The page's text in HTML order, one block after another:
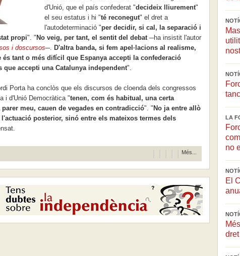
d'Unió, que el país confederat "decideix lliurement"
el seu estatus i hi "té reconegut" el dret a
l'autodeterminació "per decidir, si cal, la separació i
propi". " No veig, per tant, el sentit del debat ─ha insistit l'autor
i doscursos─. D'altra banda, si fem apel·lacions al realisme,
és tant o més difícil que Espanya accepti la confederació
que accepti una Catalunya independent".
Porta ha conclòs que els discursos de cloenda dels congressos
i d'Unió Democràtica "tenen, com és habitual, una certa
meu, cauen de vegades en contradicció". " No ja entre allò
posterior, sinó entre els mateixos termes dels
Més...
LA
no
El